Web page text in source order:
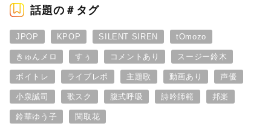
話題の＃タグ
JPOP KPOP SILENT SIREN tOmozo
きゅんメロ すぅ コメントあり スージー鈴木
ボイトレ ライブレポ 主題歌 動画あり 声優
小泉誠司 歌スク 腹式呼吸 詩吟師範 邦楽
鈴華ゆう子 関取花